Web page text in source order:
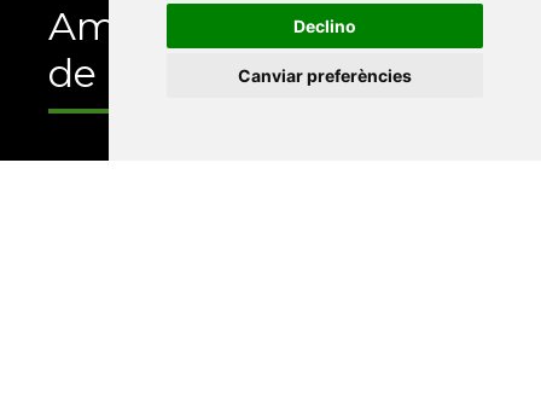
Declino
Canviar preferències
Amb el suport
de